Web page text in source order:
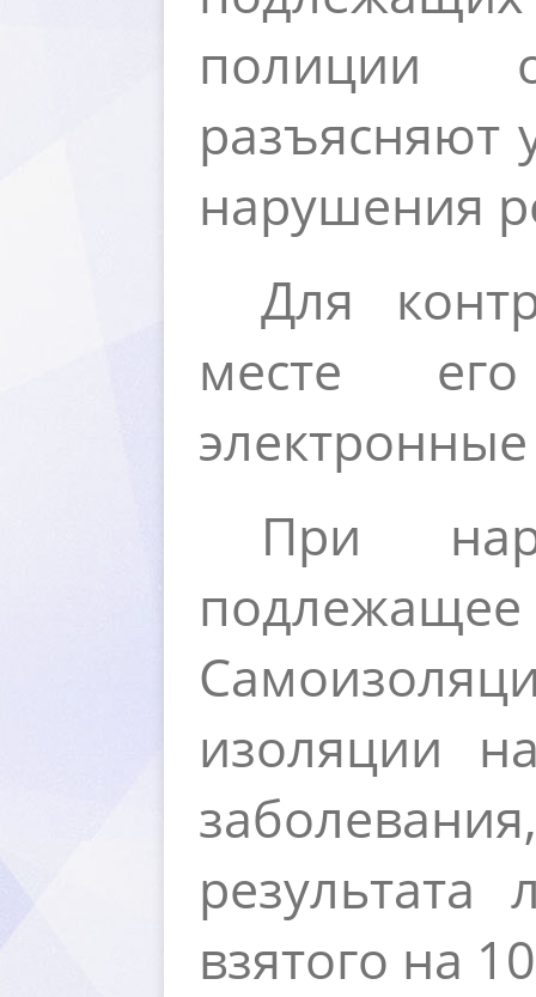
полиции
разъясняют
нарушения
Для
месте
При
изоляции
результата
зятого на